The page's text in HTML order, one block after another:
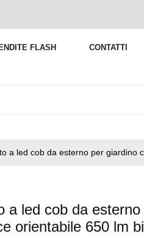
FLASH CONTATTI
a led cob da esterno per giardino
a led cob da
orientabile 650 lm